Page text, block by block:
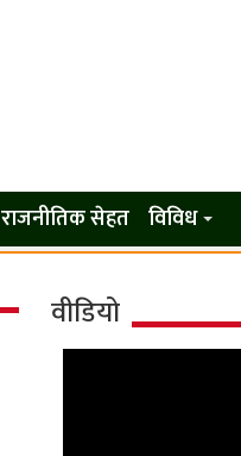
राजनीतिक सेहत विविध
वीडियो